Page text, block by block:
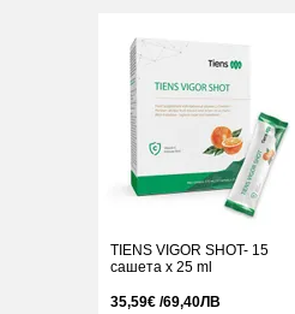
TIENS VIGOR SHOT- 15
сашета x 25 ml
35,59€ /69,40ЛВ